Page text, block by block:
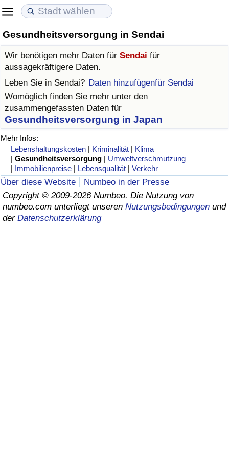
Gesundheitsversorgung in Sendai
Wir benötigen mehr Daten für Sendai für
aussagekräftigere Daten.
Leben Sie in Sendai? Daten hinzufügenfür Sendai
Womöglich finden Sie mehr unter den
zusammengefassten Daten für
Gesundheitsversorgung in Japan
Mehr Infos:
Lebenshaltungskosten | Kriminalität | Klima
|Gesundheitsversorgung | Umweltverschmutzung
| Immobilienpreise | Lebensqualität |Verkehr
Über diese Website
Numbeo in der Presse
Copyright © 2009-2026 Numbeo. Die Nutzung von
numbeo.com unterliegt unseren Nutzungsbedingungen und
der Datenschutzerklärung
Lebenshaltungskosten
Lebenshaltungskosten-Index (aktuell)
Lebenshaltungskosten-Index
Lebenshaltungskosten-Index nach Land
in Akaba
Immobilienpreise
Immobilienpreis-Index (aktuell)
Immobilienpreis-Index
Immobilienpreis-Index nach Land
Lebensqualität
Lebensqualität-Index
Lebensqualität-Index (aktuell)
Lebensqualitätsindex nach Land
Kriminalität
Kriminalitäts-Index (aktuell)
Kriminalitäts-Index
Kriminalitätsindex nach Land